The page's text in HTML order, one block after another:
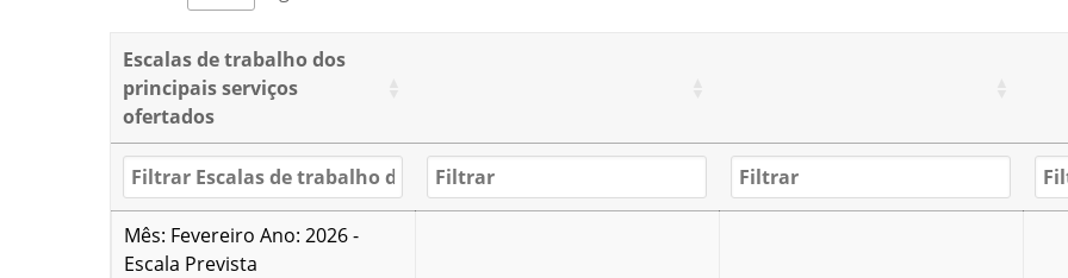
Escalas de trabalho dos
principais serviços
ofertados
Mês: Fevereiro Ano: 2026 -
Escala Prevista